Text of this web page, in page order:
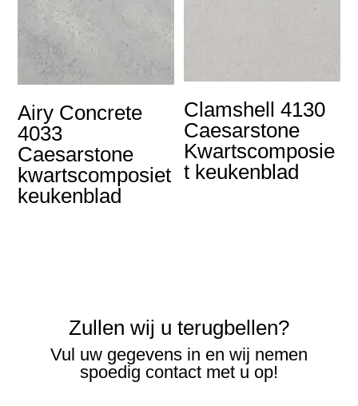
Airy Concrete
4033
Caesarstone
kwartscomposiet
keukenblad
Clamshell 4130
Caesarstone
Kwartscomposie
t keukenblad
Zullen wij u terugbellen?
Vul uw gegevens in en wij nemen
spoedig contact met u op!